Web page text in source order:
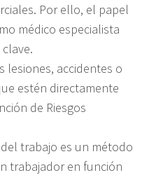
Por ello, el papel
médico especialista
lesiones, accidentes o
estén directamente
de Riesgos
trabajo es un método
trabajador en función